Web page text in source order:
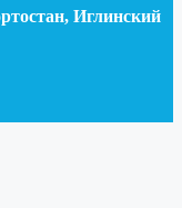
Иглинский